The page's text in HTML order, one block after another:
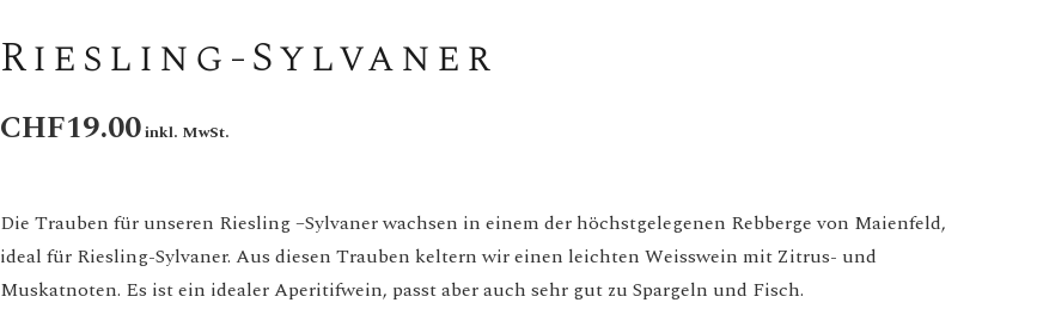
Riesling-Sylvaner
CHF19.00
Die Trauben für unseren Riesling –Sylvaner wachsen in einem der höchstgelegenen Rebberge von Maienfeld,
ideal für Riesling-Sylvaner. Aus diesen Trauben keltern wir einen leichten Weisswein mit Zitrus- und
Muskatnoten. Es ist ein idealer Aperitifwein, passt aber auch sehr gut zu Spargeln und Fisch.